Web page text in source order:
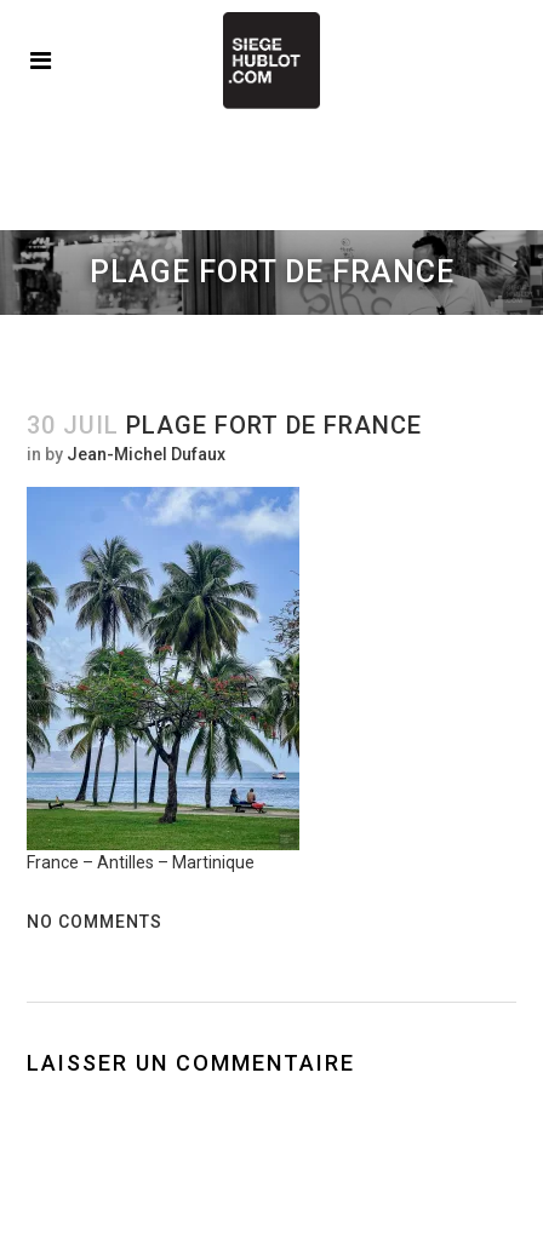
PLAGE FORT DE FRANCE
30 JUIL PLAGE FORT DE FRANCE
in by Jean-Michel Dufaux
France – Antilles – Martinique
NO COMMENTS
LAISSER UN COMMENTAIRE